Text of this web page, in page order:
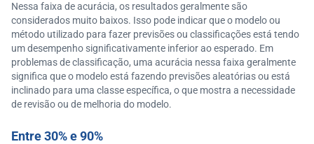
Nessa faixa de acurácia, os resultados geralmente são
considerados muito baixos. Isso pode indicar que o modelo ou
método utilizado para fazer previsões ou classificações está tendo
um desempenho significativamente inferior ao esperado. Em
problemas de classificação, uma acurácia nessa faixa geralmente
significa que o modelo está fazendo previsões aleatórias ou está
inclinado para uma classe específica, o que mostra a necessidade
de revisão ou de melhoria do modelo.
Entre 30% e 90%